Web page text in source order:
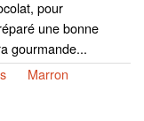
pour
une bonne
gourmande...
Marron